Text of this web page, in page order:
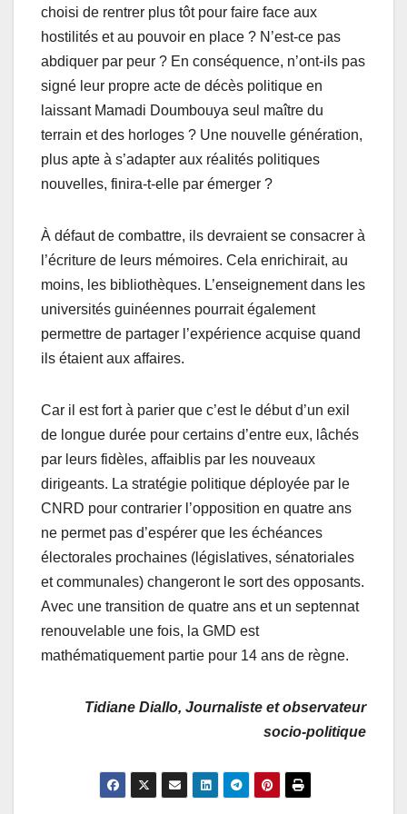
choisi de rentrer plus tôt pour faire face aux
hostilités et au pouvoir en place ? N’est-ce pas
abdiquer par peur ? En conséquence, n’ont-ils pas
signé leur propre acte de décès politique en
laissant Mamadi Doumbouya seul maître du
terrain et des horloges ? Une nouvelle génération,
plus apte à s’adapter aux réalités politiques
nouvelles, finira-t-elle par émerger ?
À défaut de combattre, ils devraient se consacrer à
l’écriture de leurs mémoires. Cela enrichirait, au
moins, les bibliothèques. L’enseignement dans les
universités guinéennes pourrait également
permettre de partager l’expérience acquise quand
ils étaient aux affaires.
Car il est fort à parier que c’est le début d’un exil
de longue durée pour certains d’entre eux, lâchés
par leurs fidèles, affaiblis par les nouveaux
dirigeants. La stratégie politique déployée par le
CNRD pour contrarier l’opposition en quatre ans
ne permet pas d’espérer que les échéances
électorales prochaines (législatives, sénatoriales
et communales) changeront le sort des opposants.
Avec une transition de quatre ans et un septennat
renouvelable une fois, la GMD est
mathématiquement partie pour 14 ans de règne.
Tidiane Diallo, Journaliste et observateur
socio-politique